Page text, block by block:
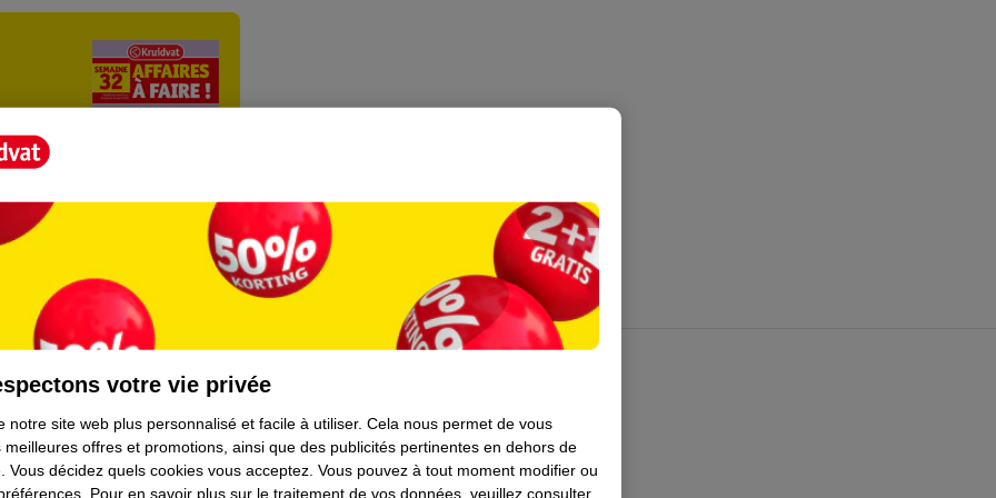
Tout sur Kruidvat
À propos de Kruidvat
Presse
Formule commerciale
votre vie privée
notre site web plus personnalisé et facile à utiliser. Cela nous permet de vous
meilleures offres et promotions, ainsi que des publicités pertinentes en dehors de
Vous décidez quels cookies vous acceptez. Vous pouvez à tout moment modifier ou
Pour en savoir plus sur le traitement de vos données, veuillez consulter